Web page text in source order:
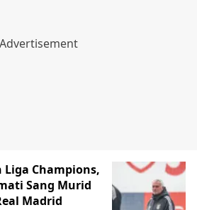
Liga Champions,
Sang Murid
Madrid